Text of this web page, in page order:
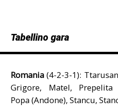
Tabellino gara
Romania (4-2-3-1):
Grigore, Matel, Prepelita
Popa (Andone), Stancu,